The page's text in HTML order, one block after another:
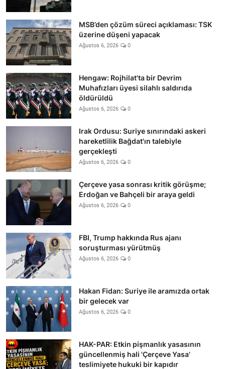
MSB’den çözüm süreci açıklaması: TSK
üzerine düşeni yapacak
Ağustos 6, 2026 0
Hengaw: Rojhilat'ta bir Devrim
Muhafızları üyesi silahlı saldırıda
öldürüldü
Ağustos 6, 2026 0
Irak Ordusu: Suriye sınırındaki askeri
hareketlilik Bağdat'ın talebiyle
gerçekleşti
Ağustos 6, 2026 0
Çerçeve yasa sonrası kritik görüşme;
Erdoğan ve Bahçeli bir araya geldi
Ağustos 6, 2026 0
FBI, Trump hakkında Rus ajanı
soruşturması yürütmüş
Ağustos 6, 2026 0
Hakan Fidan: Suriye ile aramızda ortak
bir gelecek var
Ağustos 6, 2026 0
HAK-PAR: Etkin pişmanlık yasasının
güncellenmiş hali 'Çerçeve Yasa'
teslimiyete hukuki bir kapıdır